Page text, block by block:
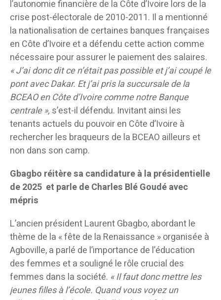
l’autonomie financière de la Côte d’Ivoire lors de la
crise post-électorale de 2010-2011. Il a mentionné
la nationalisation de certaines banques françaises
en Côte d’Ivoire et a défendu cette action comme
nécessaire pour assurer le paiement des salaires.
« J’ai donc dit ce n’était pas possible et j’ai coupé le
pont avec Dakar. Et j’ai pris la succursale de la
BCEAO en Côte d’Ivoire comme notre Banque
centrale », s’est-il défendu. Invitant ainsi les
tenants actuels du pouvoir en Côte d’Ivoire à
rechercher les braqueurs de la BCEAO ailleurs et
non dans son camp.
Gbagbo réitère sa candidature à la présidentielle
de 2025 et parle de Charles Blé Goudé avec
mépris
L’ancien président Laurent Gbagbo, abordant le
thème de la « fête de la Renaissance » organisée à
Agboville, a parlé de l’importance de l’éducation
des femmes et a souligné le rôle crucial des
femmes dans la société. « Il faut donc mettre les
jeunes filles à l’école. Quand vous voyez un